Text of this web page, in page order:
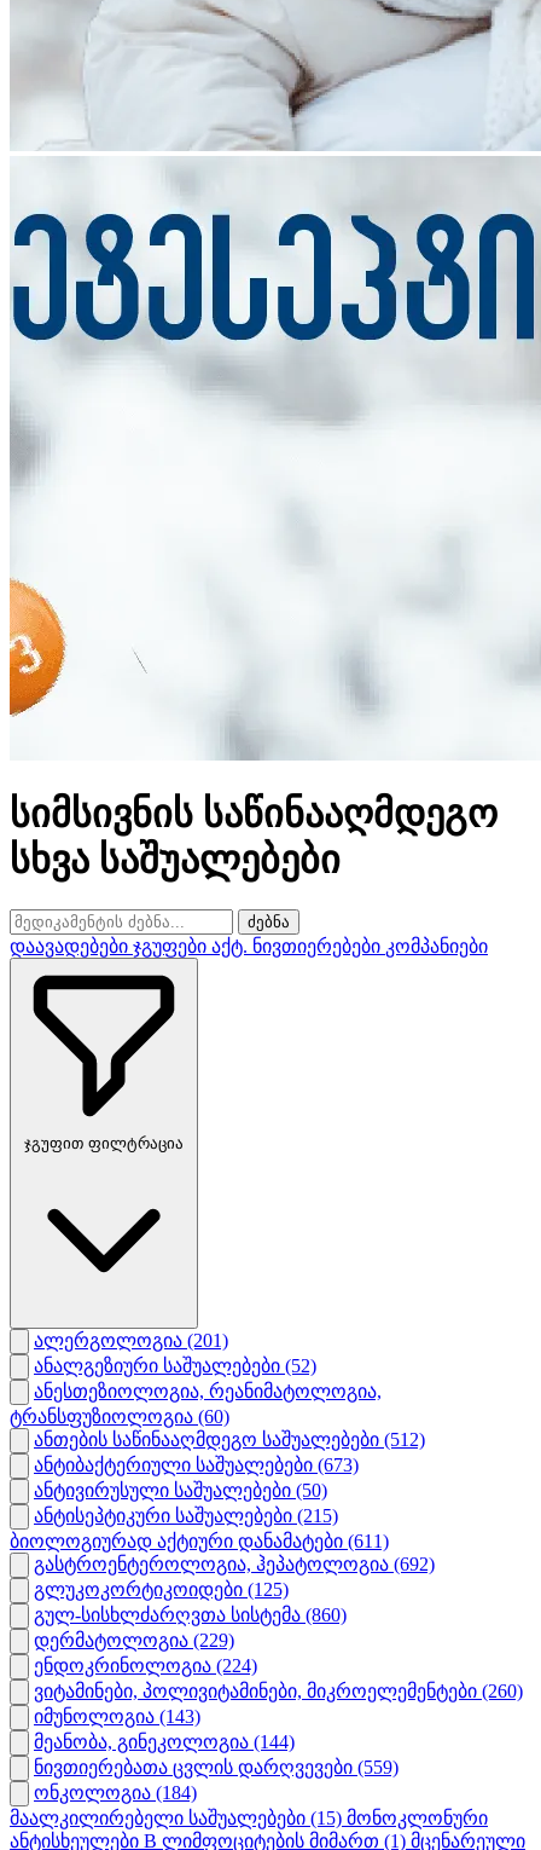
სიმსივნის საწინააღმდეგო
სხვა საშუალებები
ძებნა
დაავადებები ჯგუფები აქტ. ნივთიერებები კომპანიები
ჯგუფით ფილტრაცია
ალერგოლოგია (201)
ანალგეზიური საშუალებები (52)
ანესთეზიოლოგია, რეანიმატოლოგია,
ტრანსფუზიოლოგია (60)
ანთების საწინააღმდეგო საშუალებები (512)
ანტიბაქტერიული საშუალებები (673)
ანტივირუსული საშუალებები (50)
ანტისეპტიკური საშუალებები (215)
ბიოლოგიურად აქტიური დანამატები (611)
გასტროენტეროლოგია, ჰეპატოლოგია (692)
გლუკოკორტიკოიდები (125)
გულ-სისხლძარღვთა სისტემა (860)
დერმატოლოგია (229)
ენდოკრინოლოგია (224)
ვიტამინები, პოლივიტამინები, მიკროელემენტები (260)
იმუნოლოგია (143)
მეანობა, გინეკოლოგია (144)
ნივთიერებათა ცვლის დარღვევები (559)
ონკოლოგია (184)
მაალკილირებელი საშუალებები (15) მონოკლონური
ანტისხეულები B ლიმფოციტების მიმართ (1) მცენარეული